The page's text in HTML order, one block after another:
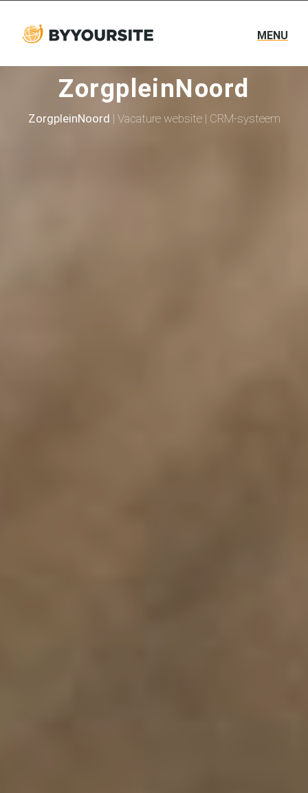
MENU
ZorgpleinNoord
ZorgpleinNoord | Vacature website | CRM-systeem